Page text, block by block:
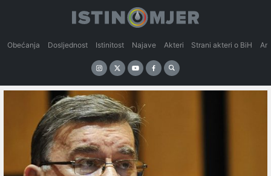
Obećanja Dosljednost Istinitost Najave Akteri Strani akteri o BiH